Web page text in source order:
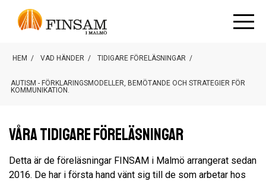
HEM / VAD HÄNDER / TIDIGARE FÖRELÄSNINGAR /
AUTISM - FÖRKLARINGSMODELLER, BEMÖTANDE OCH STRATEGIER FÖR
KOMMUNIKATION.
Våra tidigare föreläsningar
Detta är de föreläsningar FINSAM i Malmö arrangerat sedan
2016. De har i första hand vänt sig till de som arbetar hos